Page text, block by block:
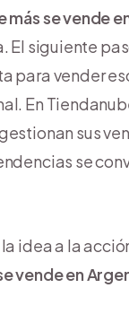
más se vende
El siguiente
para vender
En
sus
se
idea a la
vende en